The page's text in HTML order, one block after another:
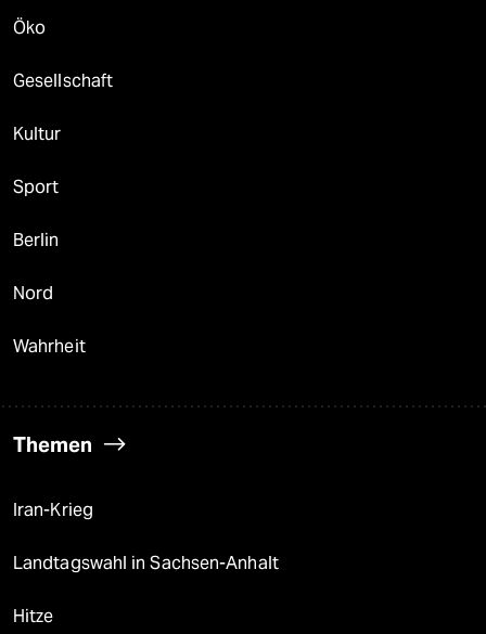
Öko
Gesellschaft
Kultur
Sport
Berlin
Nord
Wahrheit
Themen
Iran-Krieg
Landtagswahl in Sachsen-Anhalt
Hitze